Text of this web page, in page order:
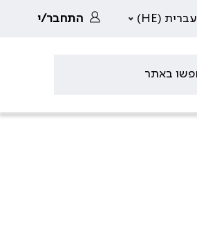
עברית (HE) התחבר/י